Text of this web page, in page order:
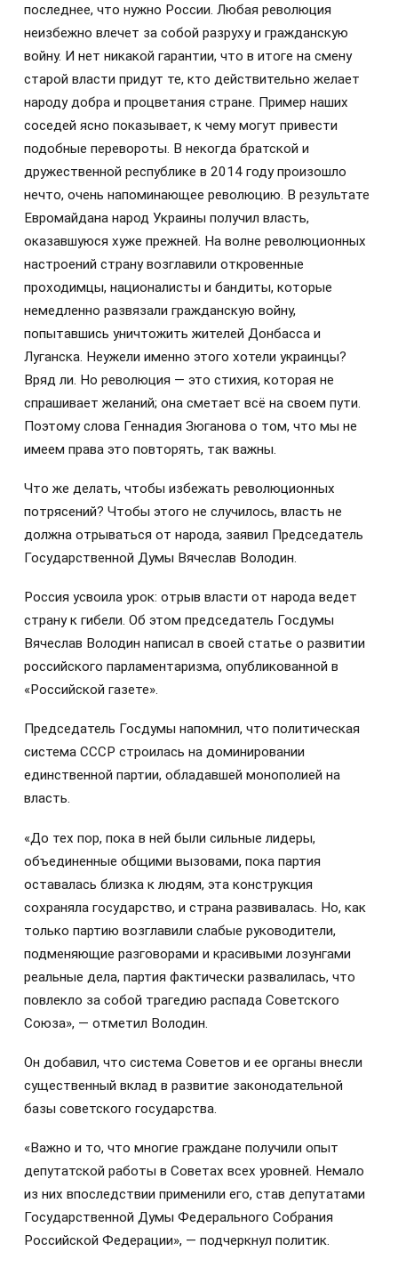
последнее, что нужно России. Любая революция
неизбежно влечет за собой разруху и гражданскую
войну. И нет никакой гарантии, что в итоге на смену
старой власти придут те, кто действительно желает
народу добра и процветания стране. Пример наших
соседей ясно показывает, к чему могут привести
подобные перевороты. В некогда братской и
дружественной республике в 2014 году произошло
нечто, очень напоминающее революцию. В результате
Евромайдана народ Украины получил власть,
оказавшуюся хуже прежней. На волне революционных
настроений страну возглавили откровенные
проходимцы, националисты и бандиты, которые
немедленно развязали гражданскую войну,
попытавшись уничтожить жителей Донбасса и
Луганска. Неужели именно этого хотели украинцы?
Вряд ли. Но революция — это стихия, которая не
спрашивает желаний; она сметает всё на своем пути.
Поэтому слова Геннадия Зюганова о том, что мы не
имеем права это повторять, так важны.
Что же делать, чтобы избежать революционных
потрясений? Чтобы этого не случилось, власть не
должна отрываться от народа, заявил Председатель
Государственной Думы Вячеслав Володин.
Россия усвоила урок: отрыв власти от народа ведет
страну к гибели. Об этом председатель Госдумы
Вячеслав Володин написал в своей статье о развитии
российского парламентаризма, опубликованной в
«Российской газете».
Председатель Госдумы напомнил, что политическая
система СССР строилась на доминировании
единственной партии, обладавшей монополией на
власть.
«До тех пор, пока в ней были сильные лидеры,
объединенные общими вызовами, пока партия
оставалась близка к людям, эта конструкция
сохраняла государство, и страна развивалась. Но, как
только партию возглавили слабые руководители,
подменяющие разговорами и красивыми лозунгами
реальные дела, партия фактически развалилась, что
повлекло за собой трагедию распада Советского
Союза», — отметил Володин.
Он добавил, что система Советов и ее органы внесли
существенный вклад в развитие законодательной
базы советского государства.
«Важно и то, что многие граждане получили опыт
депутатской работы в Советах всех уровней. Немало
из них впоследствии применили его, став депутатами
Государственной Думы Федерального Собрания
Российской Федерации», — подчеркнул политик.